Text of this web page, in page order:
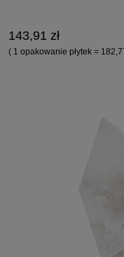
143,91 zł
( 1 opakowanie płytek =